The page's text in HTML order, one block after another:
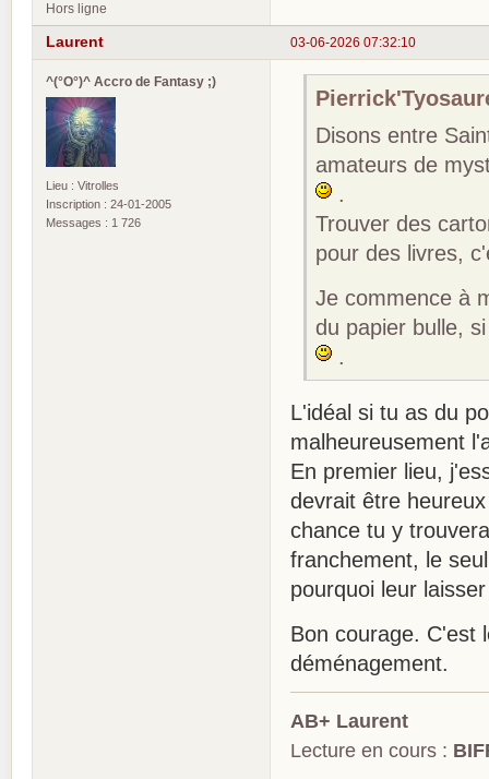
Hors ligne
03-06-2026 07:32:10
Laurent
^(°O°)^ Accro de Fantasy ;)
Lieu : Vitrolles
Inscription : 24-01-2005
Messages : 1 726
Disons entre
amateurs de
.
Trouver des
pour des livres,
Je commence à
du papier bulle,
.
L'idéal si tu as du
malheureusement
En premier lieu,
devrait être
chance tu y
franchement, le
pourquoi leur
Bon courage. C'est
déménagement.
AB+ Laurent
Lecture en cours :